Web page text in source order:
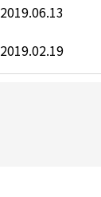
2019.06.13
2019.02.19